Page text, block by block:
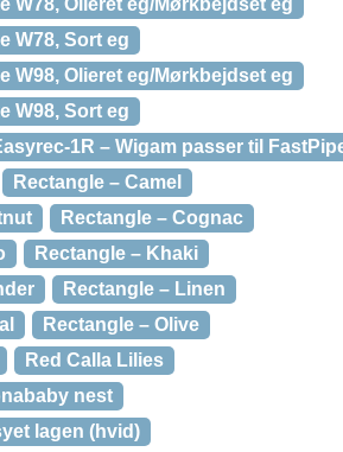
W78, Olieret eg/Mørkbejdset eg
W78, Sort eg
W98, Olieret eg/Mørkbejdset eg
W98, Sort eg
1R – Wigam passer til
Rectangle – Camel
Rectangle – Cognac
Rectangle – Khaki
Rectangle – Linen
Rectangle – Olive
Red Calla Lilies
nest
lagen (hvid)